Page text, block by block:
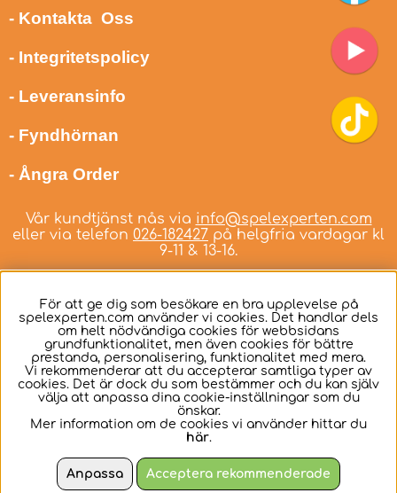
- Kontakta Oss
- Integritetspolicy
- Leveransinfo
- Fyndhörnan
- Ångra Order
Vår kundtjänst nås via info@spelexperten.com
eller via telefon 026-182427 på helgfria vardagar kl
9-11 & 13-16.
Svenska
För att ge dig som besökare en bra upplevelse på
spelexperten.com använder vi cookies. Det handlar dels
om helt nödvändiga cookies för webbsidans
grundfunktionalitet, men även cookies för bättre
prestanda, personalisering, funktionalitet med mera.
Vi rekommenderar att du accepterar samtliga typer av
cookies. Det är dock du som bestämmer och du kan själv
välja att anpassa dina cookie-inställningar som du
önskar.
Mer information om de cookies vi använder hittar du
här.
Anpassa Acceptera rekommenderade